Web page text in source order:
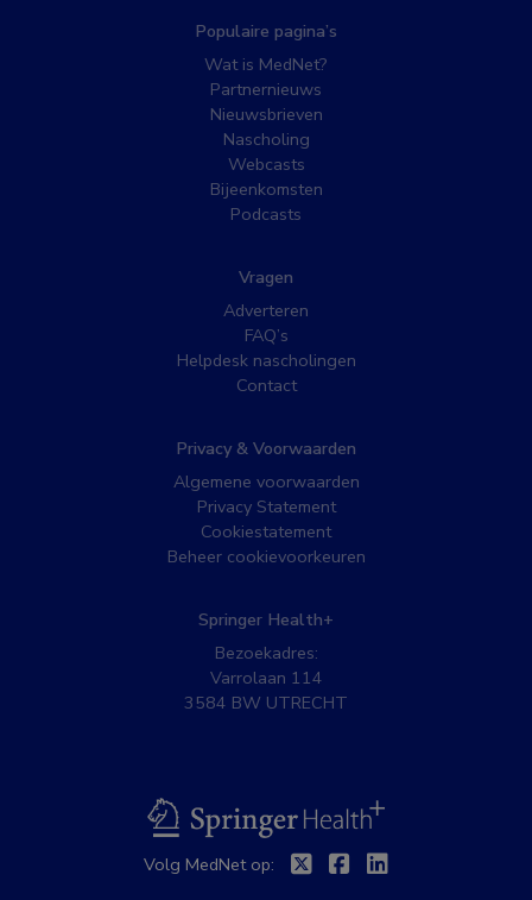
Populaire pagina’s
Wat is MedNet?
Partnernieuws
Nieuwsbrieven
Nascholing
Webcasts
Bijeenkomsten
Podcasts
Vragen
Adverteren
FAQ’s
Helpdesk nascholingen
Contact
Privacy & Voorwaarden
Algemene voorwaarden
Privacy Statement
Cookiestatement
Beheer cookievoorkeuren
Springer Health+
Bezoekadres:
Varrolaan 114
3584 BW UTRECHT
BSL
Volg MedNet op: TwitterFacebook
Linkedin